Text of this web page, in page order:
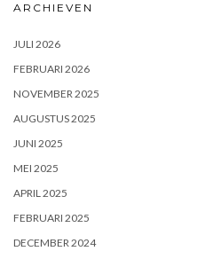
ARCHIEVEN
JULI 2026
FEBRUARI 2026
NOVEMBER 2025
AUGUSTUS 2025
JUNI 2025
MEI 2025
APRIL 2025
FEBRUARI 2025
DECEMBER 2024